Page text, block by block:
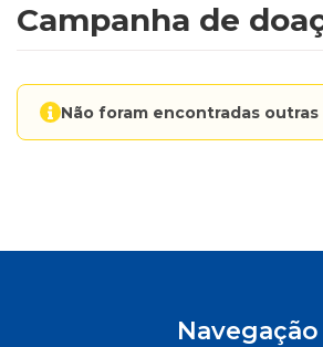
Campanha de
Não foram encontradas outras
Navegação